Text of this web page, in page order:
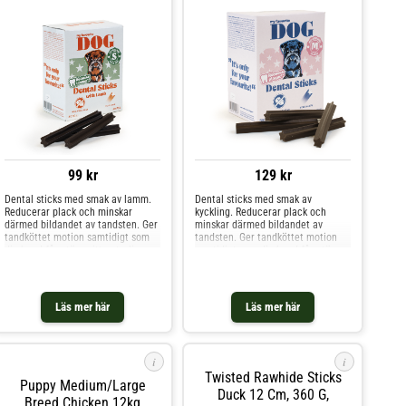
99 kr
Läs mer här
Dental sticks med smak av lamm.
Reducerar plack och minskar
därmed bildandet av tandsten. Ger
tandköttet motion samtidigt som
129 kr
Läs mer här
Dental sticks med smak av
kyckling. Reducerar plack och
minskar därmed bildandet av
tandsten. Ger tandköttet motion
Smakar ljuvligt!
i
Puppy Medium/Large
i
Twisted Rawhide Sticks
Duck 12 Cm, 360 G,